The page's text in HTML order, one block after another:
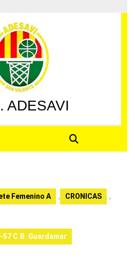
ADESAVI
Femenino A , CRONICAS ,
C.B. Guardamar